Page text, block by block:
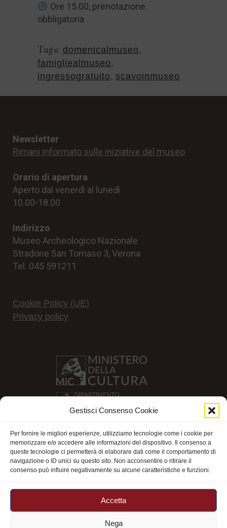
Gestisci Consenso Cookie
Per fornire le migliori esperienze, utilizziamo tecnologie come i cookie per
memorizzare e/o accedere alle informazioni del dispositivo. Il consenso a
queste tecnologie ci permetterà di elaborare dati come il comportamento di
navigazione o ID unici su questo sito. Non acconsentire o ritirare il
consenso può influire negativamente su alcune caratteristiche e funzioni.
Accetta
Nega
Ore 15.00, prenotazione
obbligatoria
Tags: domenicalmuseo ,
famigliealmuseo ,
ingressogratuito , scavoinmuseo
Newsletter
Rimani informato sulle iniziative del museo
Orario di apertura
Aperto dal venerdì al lunedì
10.00-18.00
Indirizzo
Museo Archeologico Nazionale
Stradone San Tomaso 3, Verona
Tel. 045 591211
Cookie Policy (UE)
Privacy policy